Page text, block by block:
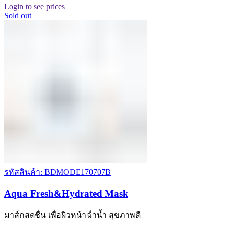
Login to see prices
Sold out
รหัสสินค้า: BDMODE170707B
Aqua Fresh&Hydrated Mask
มาส์กสดชื่น เพื่อผิวหน้าฉ่ำน้ำ สุขภาพดี